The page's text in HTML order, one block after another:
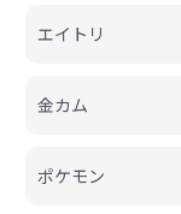
エイトリ
金カム
ポケモン